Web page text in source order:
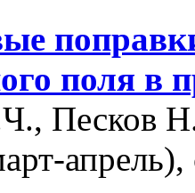
поля в
Песков
апрель),